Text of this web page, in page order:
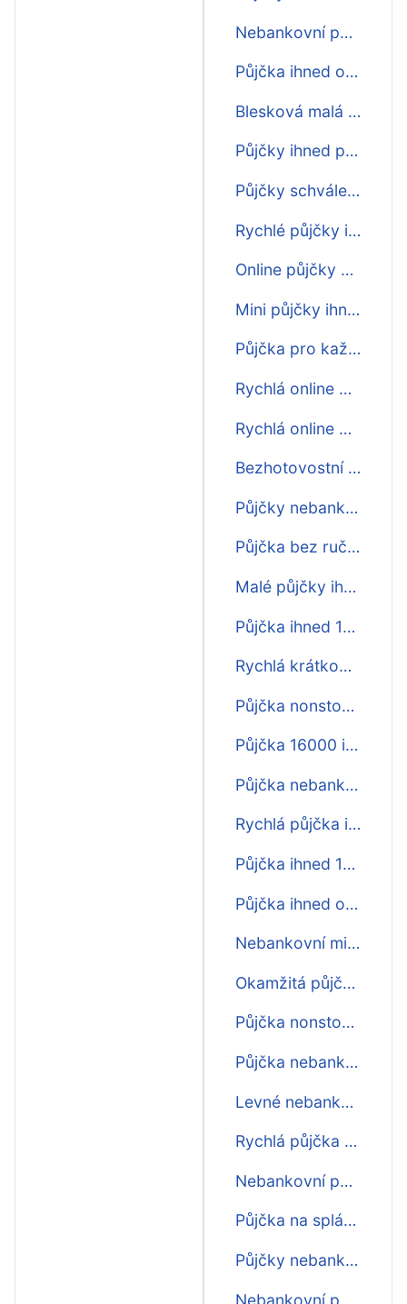
Nebankovní půjčky schválení ihned
Půjčka ihned o víkendu po telefonu
Blesková malá půjčka ihned
Půjčky ihned první zdarma
Půjčky schválení online ihned
Rychlé půjčky ihned na účet do výplaty
Online půjčky o víkendu ihned na účet
Mini půjčky ihned
Půjčka pro každého ihned
Rychlá online půjčka ihned
Rychlá online půjčka ihned na 30 dní
Bezhotovostní půjčky ihned na ruku
Půjčky nebankovní ihned
Půjčka bez ručitele ihned na ruku
Malé půjčky ihned
Půjčka ihned 16000
Rychlá krátkodobá půjčka ihned na účtě
Půjčka nonstop ihned na účet
Půjčka 16000 ihned
Půjčka nebankovní ihned
Rychlá půjčka ihned na účet pro každého
Půjčka ihned 15000 na splátky
Půjčka ihned o víkendu
Nebankovní mikro půjčka ihned na účet
Okamžitá půjčka ihned
Půjčka nonstop 6000 ihned na účet
Půjčka nebankovní online ihned
Levné nebankovní půjčky ihned
Rychlá půjčka online ihned
Nebankovní půjčky bez poplatku ihned
Půjčka na splátky ihned
Půjčky nebankovní online ihned
Nebankovní půjčka ihned první zdarma